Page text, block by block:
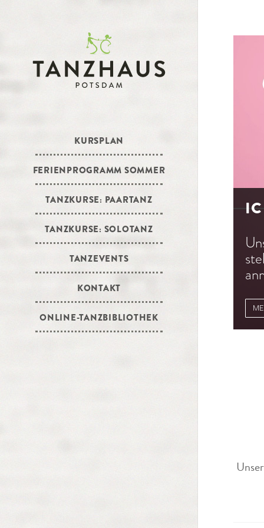
KURSPLAN
FERIENPROGRAMM SOMMER
TANZKURSE: PAARTANZ
TANZKURSE: SOLOTANZ
TANZEVENTS
KONTAKT
ONLINE-TANZBIBLIOTHEK